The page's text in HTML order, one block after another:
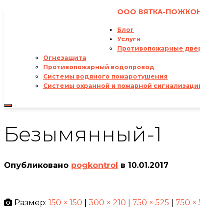
pogkontrol@gmail.com
ООО ВЯТКА-
Блог
Услуги
Противопожарные
Огнезащита
Противопожарный водопровод
Системы водяного пожаротушения
Системы охранной и пожарной
Переключить
Безымянный-1
Опубликовано pogkontrol в 10.01.2017
Размер: 150 × 150 300 × 210 750 × 525 750 ×